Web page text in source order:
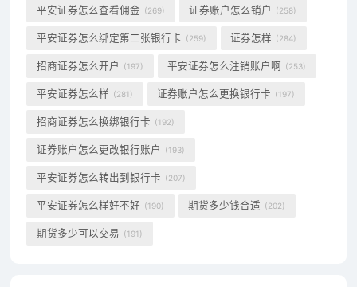
平安证券怎么查看佣金 (269) 证券账户怎么销户 (258)
平安证券怎么绑定第二张银行卡 (259) 证券怎样 (284)
招商证券怎么开户 (197) 平安证券怎么注销账户啊 (253)
平安证券怎么样 (281) 证券账户怎么更换银行卡 (197)
招商证券怎么换绑银行卡 (192)
证券账户怎么更改银行账户 (193)
平安证券怎么转出到银行卡 (207)
平安证券怎么样好不好 (190) 期货多少钱合适 (202)
期货多少可以交易 (191)